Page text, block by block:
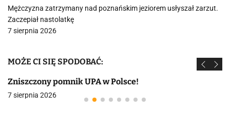
Mężczyzna zatrzymany nad poznańskim jeziorem usłyszał zarzut.
Zaczepiał nastolatkę
7 sierpnia 2026
MOŻE CI SIĘ SPODOBAĆ:
Zniszczony pomnik UPA w Polsce!
7 sierpnia 2026